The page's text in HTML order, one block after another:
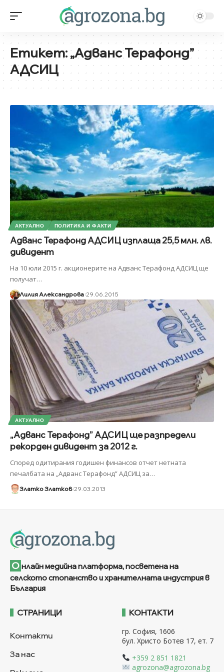
Етикет:„Адванс Терафонд”
АДСИЦ
АКТУАЛНО ПОЛИТИКА И ФАКТИ
Адванс Терафонд АДСИЦ изплаща 25,5 млн. лв.
дивидент
На 10 юли 2015 г. акционерите на Адванс Терафонд АДСИЦ ще
получат…
Лилия Александрова 29.06.2015
АКТУАЛНО
„Адванс Терафонд” АДСИЦ ще разпредели
рекорден дивидент за 2012 г.
Според одитирания годишен финансов отчет нетната
печалбата на „Адванс Терафонд” АДСИЦ за…
Златко Златков 29.03.2013
О нлайн медийна платформа, посветена на
селското стопанство и хранителната индустрия в
България
СТРАНИЦИ
Контакти
За нас
КОНТАКТИ
гр. София, 1606
бул. Христо Ботев 17, ет. 7
+359 2 851 1821
agrozona@agrozona.bg